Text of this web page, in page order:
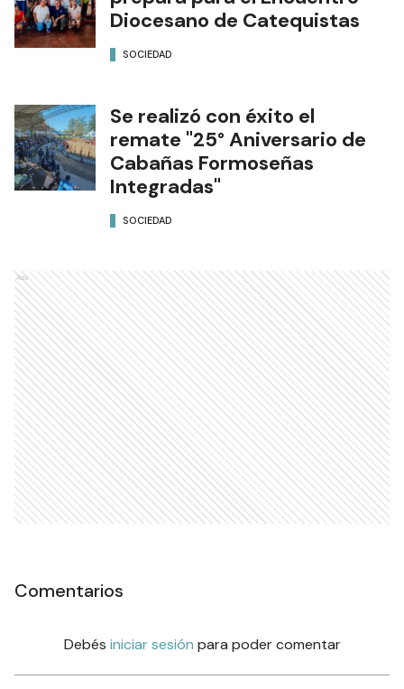
Diocesano de Catequistas
SOCIEDAD
Se realizó con éxito el
remate "25° Aniversario de
Cabañas Formoseñas
Integradas"
SOCIEDAD
Ads
Comentarios
Debés iniciar sesión para poder comentar